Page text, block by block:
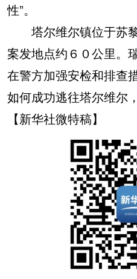
性”。
塔尔维尔镇位于苏
案发地点约６０公里。
在警方加强安检和排查
如何成功逃往塔尔维尔
【新华社微特稿】